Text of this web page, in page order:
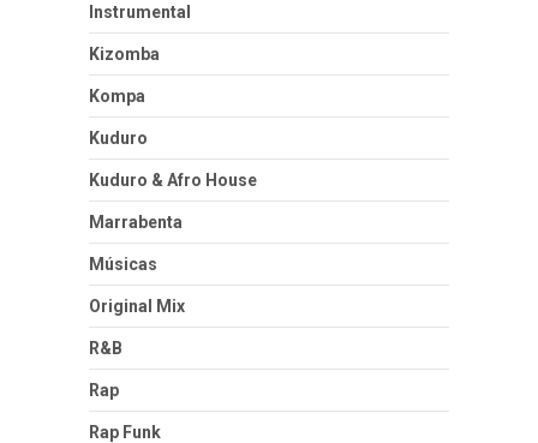
Instrumental
Kizomba
Kompa
Kuduro
Kuduro & Afro House
Marrabenta
Músicas
Original Mix
R&B
Rap
Rap Funk